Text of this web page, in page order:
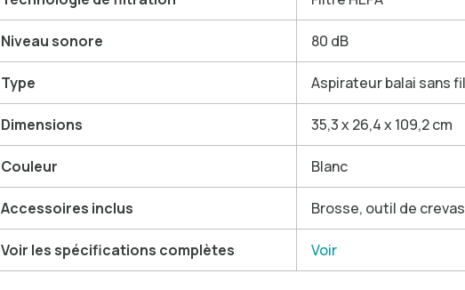
Niveau sonore 80 dB
Type Aspirateur balai sans fil
Dimensions 35,3 x 26,4 x 109,2 cm
Couleur Blanc
Accessoires inclus Brosse, outil de
Voir les spécifications complètes Voir